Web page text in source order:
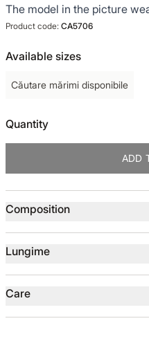
The model in the picture
Product code: CA5706
Available sizes
Căutare mărimi disponibile
Quantity
ADD
Composition
Lungime
Care
GARDEROBA DE VACANTA
TOTUL DE LA -50%